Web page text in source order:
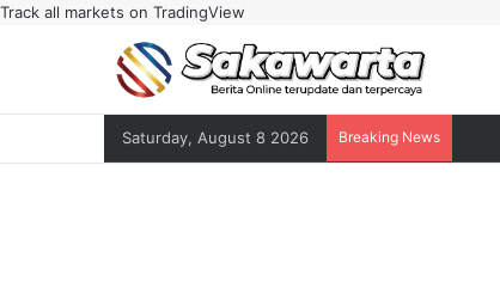
Track all markets on TradingView
Saturday, August 8 2026 Breaking News